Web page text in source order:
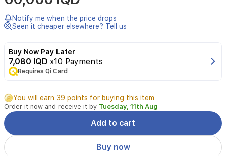
المنتج:
ملم
86
×
86
مم
مزود
Notify me when the price drops
Seen it cheaper elsewhere? Tell us
Buy Now Pay Later
7,080 IQD x10 Payments
Requires Qi Card
You will earn 39 points for buying this item
Order it now and receive it by Tuesday, 11th Aug
Add to cart
Buy now